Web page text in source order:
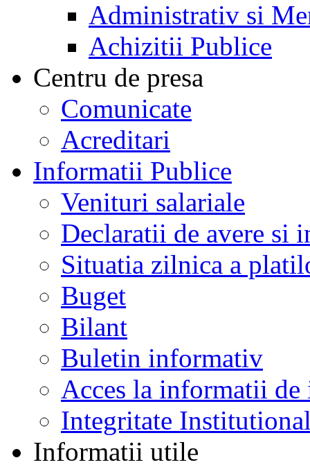
Administrativ si
Achizitii Publice
Centru de presa
Comunicate
Acreditari
Informatii Publice
Venituri salariale
Declaratii de avere si
Situatia zilnica a
Buget
Bilant
Buletin informativ
Acces la informatii de
Integritate
Informatii utile